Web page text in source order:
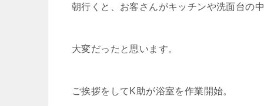
朝行くと、お客さんがキッチンや洗面台の
大変だったと思います。
ご挨拶をしてK助が浴室を作業開始。